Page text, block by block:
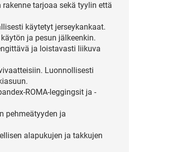
tarjoaa sekä tyylin että
käytetyt jerseykankaat.
ja pesun jälkeenkin.
ja loistavasti liikuva
Luonnollisesti
ROMA-leggingsit ja -
pehmeätyyden ja
alapukujen ja takkujen